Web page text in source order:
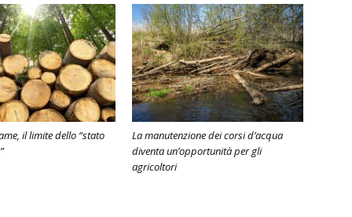
il limite dello “stato
La manutenzione dei corsi d’acqua
diventa un’opportunità per gli
agricoltori